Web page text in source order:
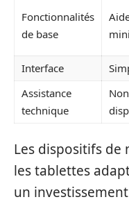
Fonctionnalités
de base
Interface
Assistance
technique
Non
Les dispositifs de
les tablettes
un